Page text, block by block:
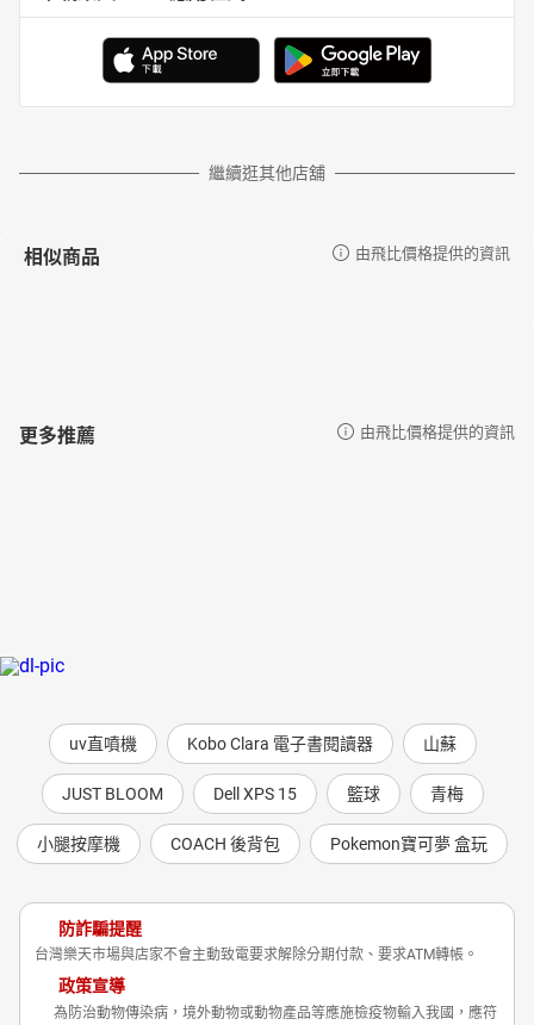
繼續逛其他店舖
相似商品 由飛比價格提供的資訊
更多推薦 由飛比價格提供的資訊
uv直噴機 Kobo Clara 電子書閱讀器 山蘇
JUST BLOOM Dell XPS 15 籃球 青梅
小腿按摩機 COACH 後背包 Pokemon寶可夢 盒玩
防詐騙提醒
台灣樂天市場與店家不會主動致電要求解除分期付款、要求ATM轉帳。
政策宣導
為防治動物傳染病，境外動物或動物產品等應施檢疫物輸入我國，應符